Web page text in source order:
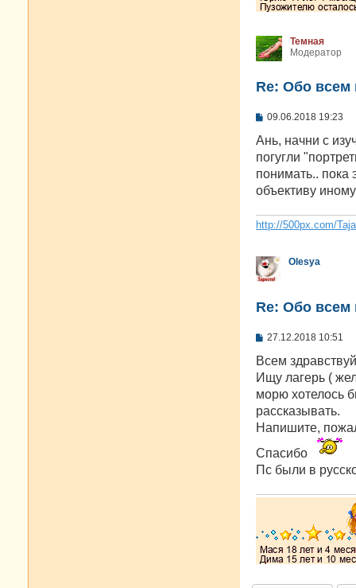
Темная
Модератор
Re: Oбо всем
С
о
щ
е
н
и
09.06.2018 19:23
Ань, начни с
погугли
понимать.. пока
объективу
http://500px.com/
Olesya
Re: Oбо всем
С
о
б
щ
е
и
е
27.12.2018 10:51
Всем
Ищу лагерь (
морю хотелось
рассказывать.
Напишите,
Спасибо
Пс были в